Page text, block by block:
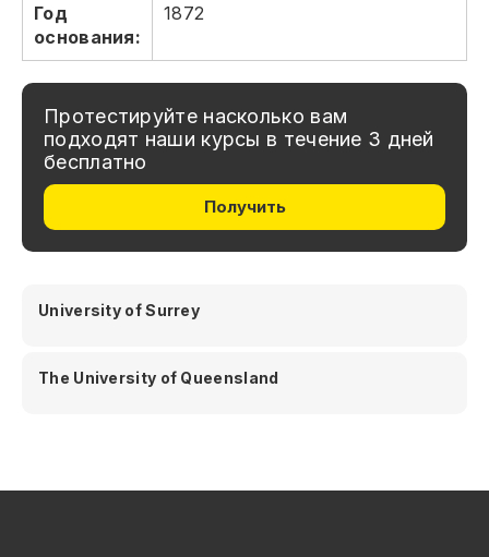
Год
основания:
1872
Протестируйте насколько вам
подходят наши курсы в течение 3 дней
бесплатно
Получить
University of Surrey
The University of Queensland